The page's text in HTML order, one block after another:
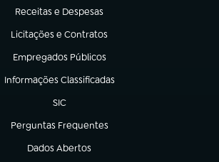
Receitas e Despesas
(abre em nova aba)
Licitações e Contratos
(abre em nova aba)
Empregados Públicos
(abre em nova aba)
Informações Classificadas
(abre em nova aba)
SIC
(abre em nova aba)
Perguntas Frequentes
(abre em nova aba)
Dados Abertos
(abre em nova aba)